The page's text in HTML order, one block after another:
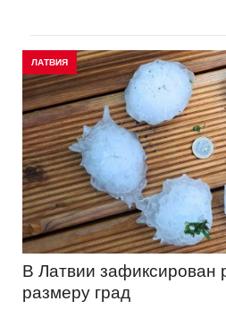
ЛАТВИЯ
В Латвии зафиксирован
размеру град